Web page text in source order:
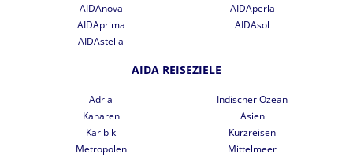
AIDAnova
AIDAperla
AIDAprima
AIDAsol
AIDAstella
AIDA REISEZIELE
Adria
Indischer Ozean
Kanaren
Asien
Karibik
Kurzreisen
Metropolen
Mittelmeer